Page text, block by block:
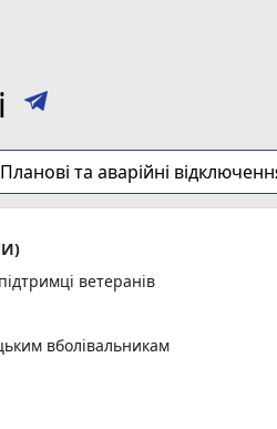
Планові та аварійні
ветеранів
вболівальникам